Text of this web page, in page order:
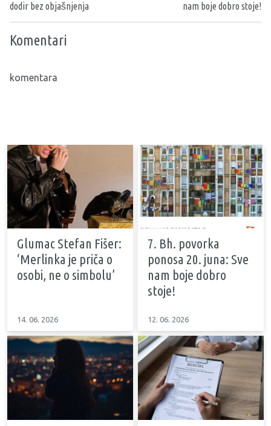
dodir bez objašnjenja
nam boje dobro stoje!
Komentari
komentara
Glumac Stefan Fišer:
‘Merlinka je priča o
osobi, ne o simbolu’
14. 06. 2026
7. Bh. povorka
ponosa 20. juna: Sve
nam boje dobro
stoje!
12. 06. 2026